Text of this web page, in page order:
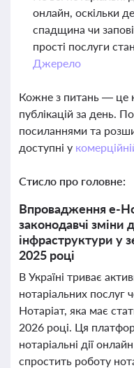
онлайн, оскільки
спадщина чи
прості послуги
Джерело
Кожне з питань — це
публікацій за день.
посиланнями та
доступні у
Стисло про головне:
Впровадження е-
законодавчі зміни
інфраструктури у
2025 році
В Україні триває
нотаріальних послуг
Нотаріат, яка має
2026 році. Ця
нотаріальні дії
спростить роботу